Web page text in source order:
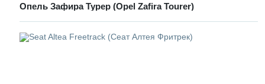
Опель Зафира Турер (Opel Zafira Tourer)